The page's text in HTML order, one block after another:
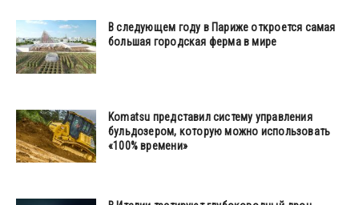
В следующем году в Париже откроется самая
большая городская ферма в мире
Komatsu представил систему управления
бульдозером, которую можно использовать
«100% времени»